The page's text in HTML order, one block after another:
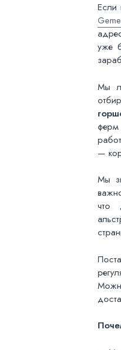
Если
уже
Мы
—
Мы
что